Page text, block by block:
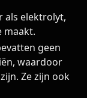
als elektrolyt,
maakt.
geen
waardoor
Ze zijn ook